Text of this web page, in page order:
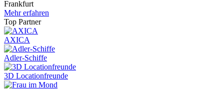
Frankfurt
Mehr erfahren
Top Partner
AXICA
Adler-Schiffe
3D Locationfreunde